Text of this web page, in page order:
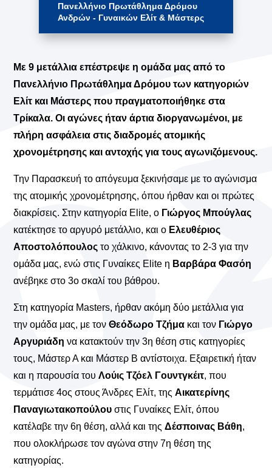
Πανελλήνιο Πρωτάθλημα Δρόμου
Ανδρών - Γυναικών Ελίτ & Μάστερς
Με 9 μετάλλια επέστρεψε η ομάδα μας από το
Πανελλήνιο Πρωτάθλημα Δρόμου των κατηγοριών
Ελίτ και Μάστερς που πραγματοποιήθηκε στα
Τρίκαλα. Οι αγώνες ήταν άρτια διοργανωμένοι, με
πλήρη ασφάλεια στις διαδρομές ατομικής
χρονομέτρησης και αντοχής για τους αγωνιζόμενους.
Την Παρασκευή το απόγευμα ξεκινήσαμε με το αγώνισμα
της ατομικής χρονομέτρησης, όπου ήρθαν και οι πρώτες
διακρίσεις. Στην κατηγορία Elite, ο Γιώργος Μπούγλας
κατέκτησε το αργυρό μετάλλιο, και ο Ελευθέριος
Αποστολόπουλος το χάλκινο, κάνοντας το 2-3 για την
ομάδα μας, ενώ στις Γυναίκες Elite η Βαρβάρα Φασόη
ανέβηκε στο 3ο σκαλί του βάθρου.
Στη κατηγορία Masters, ήρθαν ακόμη δύο μετάλλια για
την ομάδα μας, με τονΘεόδωρο Τζήμα και τον Γιώργο
Αργυριάδη να κατακτούν την 3η θέση στις κατηγορίες
τους, Μάστερ Α και Μάστερ Β αντίστοιχα. Εξαιρετική ήταν
και η παρουσία τουΛούις Τζόελ Γουντγκέιτ, που
τερμάτισε 4ος στους Άνδρες Ελίτ, τηςΑικατερίνης
Παναγιωτακοπούλου στις Γυναίκες Ελίτ, όπου
κατέλαβε την 6η θέση, αλλά και τηςΔέσποινας Βάθη,
που ολοκλήρωσε τον αγώνα στην 7η θέση της
κατηγορίας.